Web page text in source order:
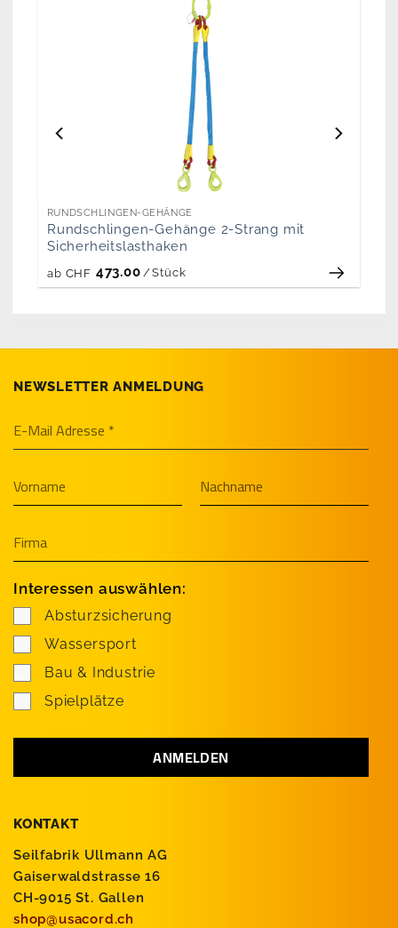
RUNDSCHLINGEN-GEHÄNGE
Rundschlingen-Gehänge 2-Strang mit
Sicherheitslasthaken
ab CHF 473.00 /Stück
KONTAKT
Seilfabrik Ullmann AG
Gaiserwaldstrasse 16
CH-9015 St. Gallen
shop@usacord.ch
NEWSLETTER ANMELDUNG
Interessen auswählen:
Absturzsicherung
Wassersport
Bau & Industrie
Spielplätze